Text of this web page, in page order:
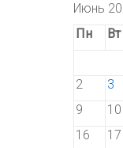
Июнь
Пн
Вт
2
3
9
10
16
17